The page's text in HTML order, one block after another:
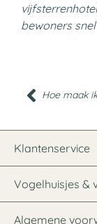
bewoners snel
Klantenservice
Vogelhuisjes &
Algemene